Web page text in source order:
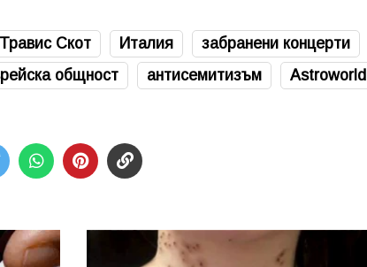
Травис Скот Италия
забранени концерти
общност антисемитизъм
Astroworld